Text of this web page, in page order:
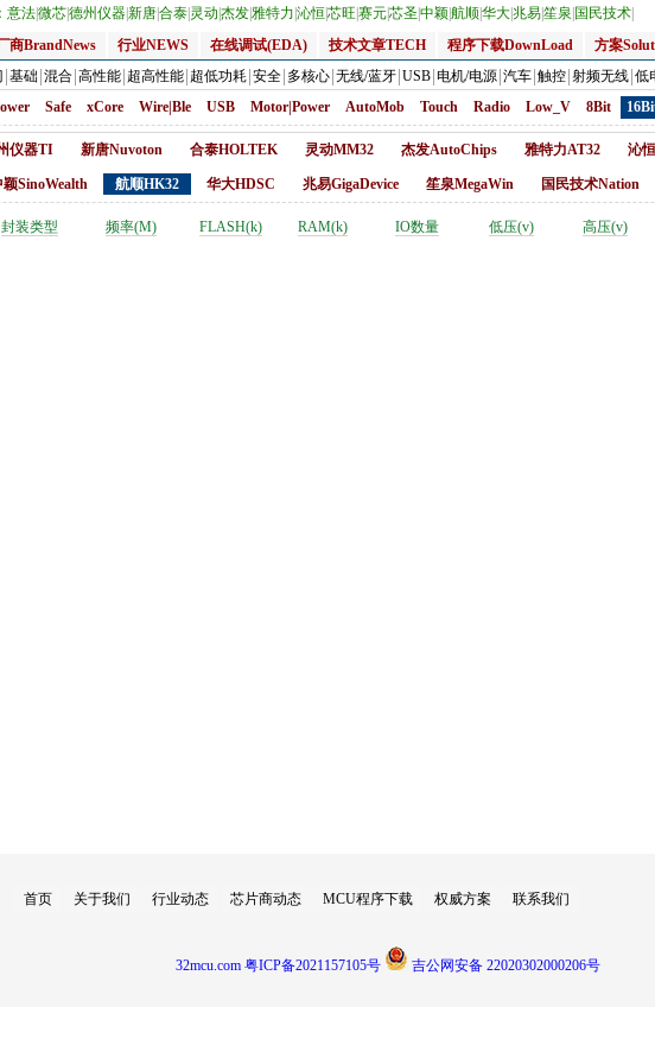
意法微芯德州仪器新唐合泰 灵动 杰发雅特力 沁恒芯旺 赛元芯圣 中颖航顺华大兆易笙泉 国民技术
商BrandNews 行业NEWS 在线调试(EDA) 技术文章TECH 程序下载DownLoad 方案
基础 混合 高性能 超高性能 超低功耗 安全 多核心 无线/蓝牙 USB 电机/电源 汽车 触控 射频无线 低
Safe xCore Wire|Ble USB Motor|Power AutoMob Touch Radio Low_V 8Bit
仪器TI 新唐Nuvoton 合泰HOLTEK 灵动MM32 杰发AutoChips 雅特力AT32 沁
颖SinoWealth 航顺HK32 华大HDSC 兆易GigaDevice 笙泉MegaWin 国民技术Nation
封装类型 频率(M) FLASH(k) RAM(k) IO数量 低压(v) 高压(v)
首页 关于我们 行业动态 芯片商动态 MCU程序下载 权威方案 联系我们
32mcu.com 粤ICP备2021157105号 吉公网安备 22020302000206号